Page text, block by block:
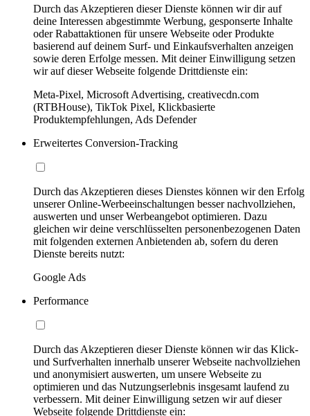
Durch das Akzeptieren dieser Dienste können wir dir auf
deine Interessen abgestimmte Werbung, gesponserte Inhalte
oder Rabattaktionen für unsere Webseite oder Produkte
basierend auf deinem Surf- und Einkaufsverhalten anzeigen
sowie deren Erfolge messen. Mit deiner Einwilligung setzen
wir auf dieser Webseite folgende Drittdienste ein:
Meta-Pixel, Microsoft Advertising, creativecdn.com
(RTBHouse), TikTok Pixel, Klickbasierte
Produktempfehlungen, Ads Defender
Erweitertes Conversion-Tracking
Durch das Akzeptieren dieses Dienstes können wir den Erfolg
unserer Online-Werbeeinschaltungen besser nachvollziehen,
auswerten und unser Werbeangebot optimieren. Dazu
gleichen wir deine verschlüsselten personenbezogenen Daten
mit folgenden externen Anbietenden ab, sofern du deren
Dienste bereits nutzt:
Google Ads
Performance
Durch das Akzeptieren dieser Dienste können wir das Klick-
und Surfverhalten innerhalb unserer Webseite nachvollziehen
und anonymisiert auswerten, um unsere Webseite zu
optimieren und das Nutzungserlebnis insgesamt laufend zu
verbessern. Mit deiner Einwilligung setzen wir auf dieser
Webseite folgende Drittdienste ein: